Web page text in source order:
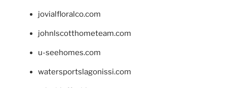
jovialfloralco.com
johnlscotthometeam.com
u-seehomes.com
watersportslagonissi.com